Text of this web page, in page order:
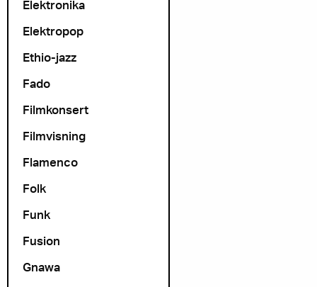
Elektronika
Elektropop
Ethio-jazz
Fado
Filmkonsert
Filmvisning
Flamenco
Folk
Funk
Fusion
Gnawa